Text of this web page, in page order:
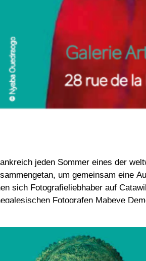
jeden Sommer eines der
um gemeinsam eine Ausstellung
sich Fotografieliebhaber auf
Fotografen Mabeye